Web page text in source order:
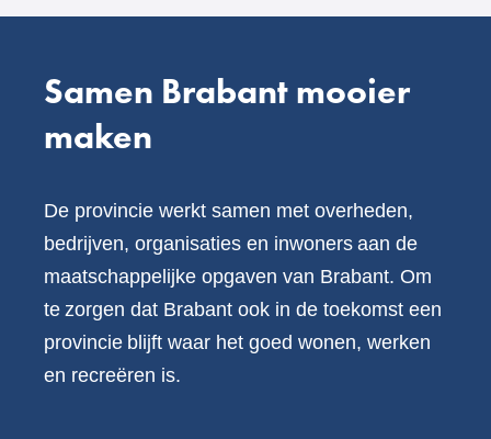
Samen Brabant mooier
maken
De provincie werkt samen met overheden,
bedrijven, organisaties en inwoners aan de
maatschappelijke opgaven van Brabant. Om
te zorgen dat Brabant ook in de toekomst een
provincie blijft waar het goed wonen, werken
en recreëren is.